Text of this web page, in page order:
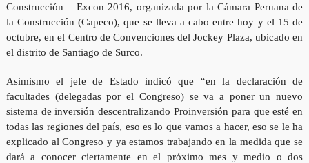
Construcción – Excon 2016, organizada por la Cámara Peruana de
la Construcción (Capeco), que se lleva a cabo entre hoy y el 15 de
octubre, en el Centro de Convenciones del Jockey Plaza, ubicado en
el distrito de Santiago de Surco.
Asimismo el jefe de Estado indicó que “en la declaración de
facultades (delegadas por el Congreso) se va a poner un nuevo
sistema de inversión descentralizando Proinversión para que esté en
todas las regiones del país, eso es lo que vamos a hacer, eso se le ha
explicado al Congreso y ya estamos trabajando en la medida que se
dará a conocer ciertamente en el próximo mes y medio o dos